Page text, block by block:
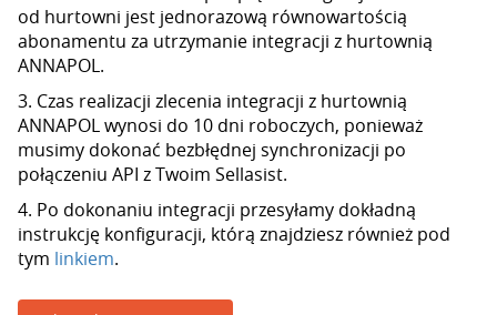
od hurtowni jest jednorazową równowartością
abonamentu za utrzymanie integracji z hurtownią
ANNAPOL.
3. Czas realizacji zlecenia integracji z hurtownią
ANNAPOL wynosi do 10 dni roboczych, ponieważ
musimy dokonać bezbłędnej synchronizacji po
połączeniu API z Twoim Sellasist.
4. Po dokonaniu integracji przesyłamy dokładną
instrukcję konfiguracji, którą znajdziesz również pod
tym linkiem.